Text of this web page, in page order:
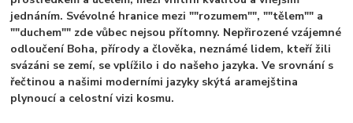
jednáním. Svévolné hranice mezi ""rozumem"", ""tělem"" a
""duchem"" zde vůbec nejsou přítomny. Nepřirozené vzájemné
odloučení Boha, přírody a člověka, neznámé lidem, kteří žili
svázáni se zemí, se vplížilo i do našeho jazyka. Ve srovnání s
řečtinou a našimi moderními jazyky skýtá aramejština
plynoucí a celostní vizi kosmu.